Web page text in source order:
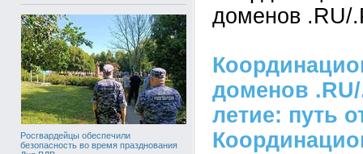
Росгвардейцы обеспечили
безопасность во время празднования
доменов .RU/
доменов
летие: путь